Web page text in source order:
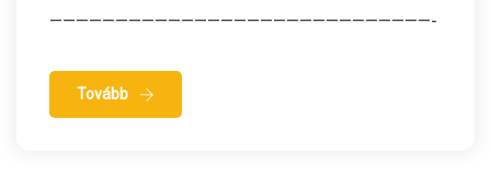
—————————————————————————————-
Tovább